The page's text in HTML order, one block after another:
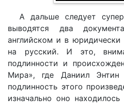
А дальше следует
выводятся два
английском и в юридически
на русский. И это,
подлинности и
Мира», где Даниил Энтин
подлинность этого
изначально оно